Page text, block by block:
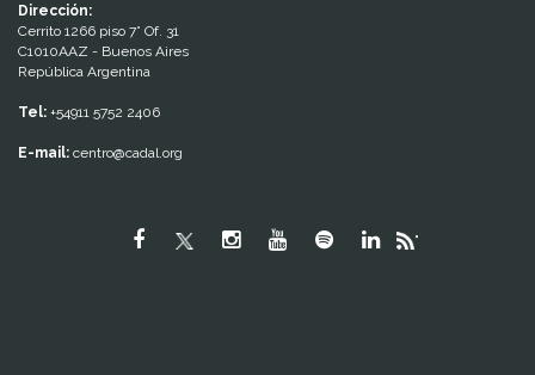
Dirección:
Cerrito 1266 piso 7° Of. 31
C1010AAZ - Buenos Aires
República Argentina
Tel: +54911 5752 2406
E-mail: centro@cadal.org
"